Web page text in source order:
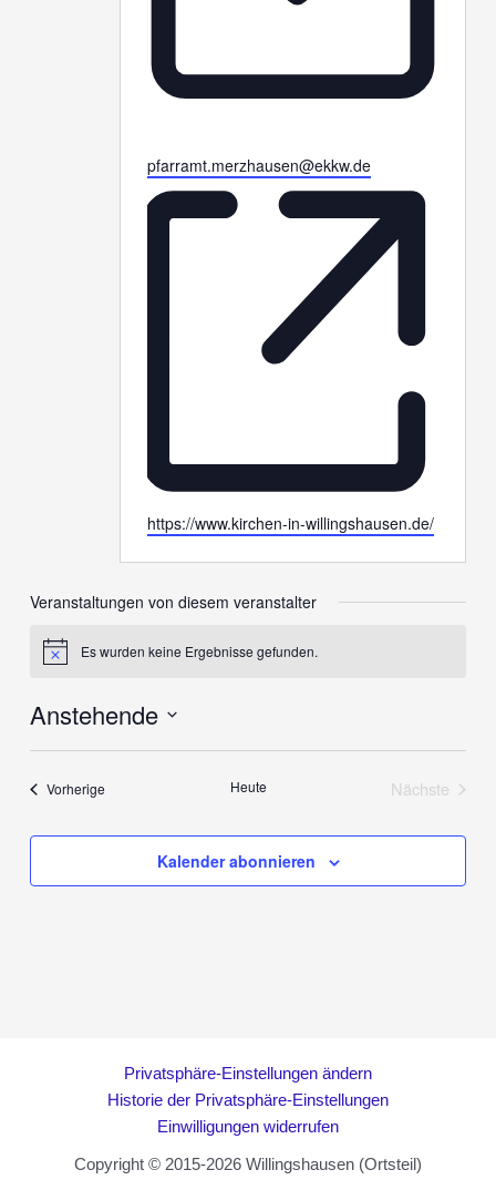
Email
pfarramt.merzhausen@ekkw.de
Webseite
https://www.kirchen-in-willingshausen.de/
Veranstaltungen von diesem veranstalter
HinweisEs wurden keine Ergebnisse gefunden.
Anstehende
Vorherige Heute
Nächste
Kalender abonnieren
Privatsphäre-Einstellungen ändern
Historie der Privatsphäre-Einstellungen
Einwilligungen widerrufen
Copyright © 2015-2026 Willingshausen (Ortsteil)